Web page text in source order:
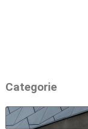
Categorie